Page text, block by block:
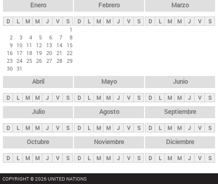
ds
p
n
c
i
p
l
e
s
Enero
D L M M J V
S
1
2
3 4 5 6 7
8
9 10 11 12 13 14
15
16 17 18 19 20 21
22
23 24 25 26 27 28 29
30 31
Febrero
D L M M J V S
Marzo
D L M M J V S
Abril
D L M M J V S
Mayo
D L M M J V S
Junio
D L M M J V S
Julio
D L M M J V S
Agosto
D L M M J V S
Septiembre
D L M M J V S
Octubre
D L M M J V S
Noviembre
D L M M J V S
Diciembre
D L M M J V S
COPYRIGHT © 2026 UNITED NATIONS